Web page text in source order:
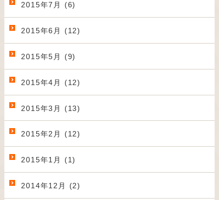
2015年7月 (6)
2015年6月 (12)
2015年5月 (9)
2015年4月 (12)
2015年3月 (13)
2015年2月 (12)
2015年1月 (1)
2014年12月 (2)